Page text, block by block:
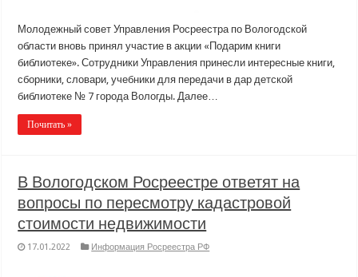
Молодежный совет Управления Росреестра по Вологодской
области вновь принял участие в акции «Подарим книги
библиотеке». Сотрудники Управления принесли интересные книги,
сборники, словари, учебники для передачи в дар детской
библиотеке № 7 города Вологды. Далее…
Почитать »
В Вологодском Росреестре ответят на
вопросы по пересмотру кадастровой
стоимости недвижимости
17.01.2022 Информация Росреестра РФ